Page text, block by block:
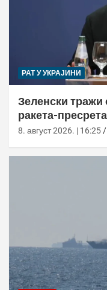
РАТ У УКРАЈИНИ
Зеленски
ракета-
8. август 2026. | 16:25